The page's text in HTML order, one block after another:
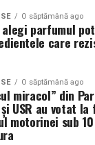
O săptămână ago
alegi parfumul
care
O săptămână ago
miracol” din
și USR au votat
motorinei sub